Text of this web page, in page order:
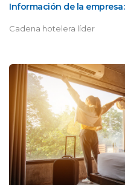
Información de la empresa:
Cadena hotelera líder